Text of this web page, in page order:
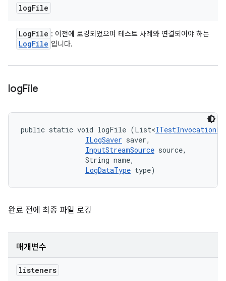
logFile
LogFile : 이전에 로깅되었으며 테스트 사례와 연결되어야 하는
LogFile 입니다.
logFile
public static void logFile (List<
ILogSaver saver,
InputStreamSource source,
                String name,
LogDataType type)
완료 전에 최종 파일 로깅
매개변수
listeners